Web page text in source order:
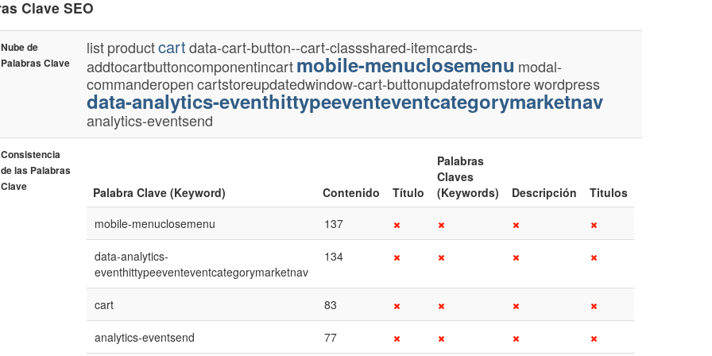
Clave SEO
Nube de
Palabras Clave
listproductcartdata-cart-button--cart-classshared-itemcards-
addtocartbuttoncomponentincartmobile-menuclosemenu modal-
commanderopencartstoreupdatedwindow-cart-buttonupdatefromstorewordpress
data-analytics-eventhittypeeventeventcategorymarketnav
analytics-eventsend
Consistencia
de las Palabras
Clave
Palabra Clave (Keyword) Contenido Título
Palabras
Claves
(Keywords)
Descripción
Titulos
mobile-menuclosemenu
137
data-analytics-
eventhittypeeventeventcategorymarketnav
134
cart 83
analytics-eventsend 77